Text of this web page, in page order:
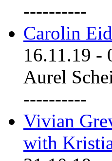
----------
Carolin
16.11.19 -
Aurel
----------
Vivian
with